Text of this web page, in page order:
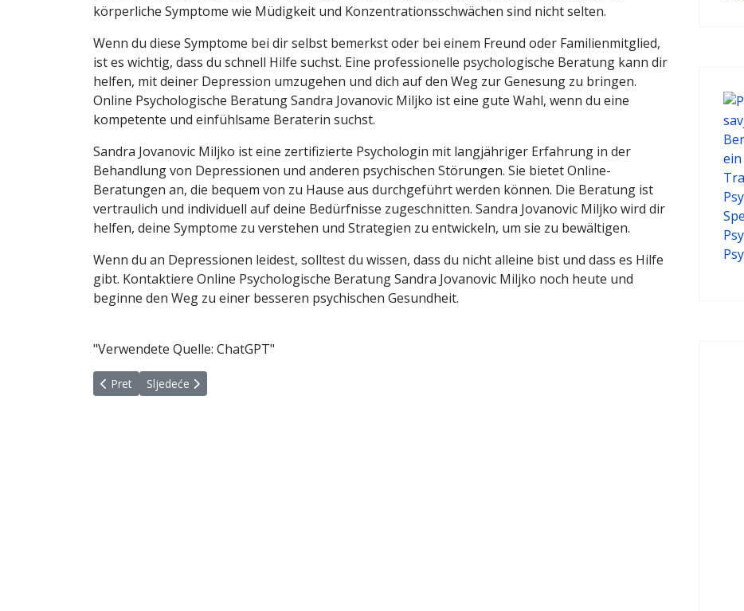
körperliche Symptome wie Müdigkeit und Konzentrationsschwächen sind nicht selten.
Wenn du diese Symptome bei dir selbst bemerkst oder bei einem Freund oder Familienmitglied,
ist es wichtig, dass du schnell Hilfe suchst. Eine professionelle psychologische Beratung kann dir
helfen, mit deiner Depression umzugehen und dich auf den Weg zur Genesung zu bringen.
Online Psychologische Beratung Sandra Jovanovic Miljko ist eine gute Wahl, wenn du eine
kompetente und einfühlsame Beraterin suchst.
Sandra Jovanovic Miljko ist eine zertifizierte Psychologin mit langjähriger Erfahrung in der
Behandlung von Depressionen und anderen psychischen Störungen. Sie bietet Online-
Beratungen an, die bequem von zu Hause aus durchgeführt werden können. Die Beratung ist
vertraulich und individuell auf deine Bedürfnisse zugeschnitten. Sandra Jovanovic Miljko wird dir
helfen, deine Symptome zu verstehen und Strategien zu entwickeln, um sie zu bewältigen.
Wenn du an Depressionen leidest, solltest du wissen, dass du nicht alleine bist und dass es Hilfe
gibt. Kontaktiere Online Psychologische Beratung Sandra Jovanovic Miljko noch heute und
beginne den Weg zu einer besseren psychischen Gesundheit.
"Verwendete Quelle: ChatGPT"
Prethodni članak: Skriveni znakovi depresije
Pret Sljedeći članak: Sezonska depresija - čežnja za suncem
Sljedeće